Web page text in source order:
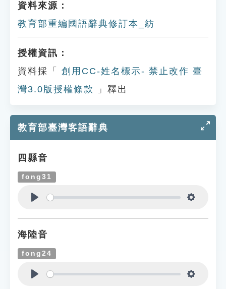
資料來源：
教育部重編國語辭典修訂本_紡
授權資訊：
資料採「
創用CC-姓名標示- 禁止改作 臺
灣3.0版授權條款
」釋出
教育部臺灣客語辭典
四縣音
fong31
海陸音
fong24